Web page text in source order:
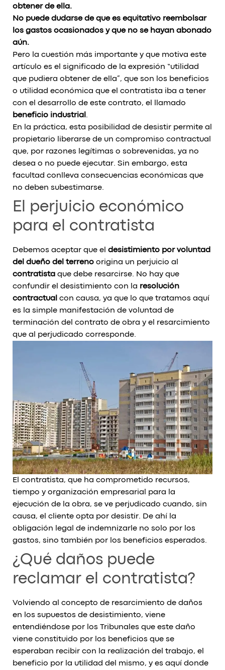
obtener de ella.
No puede dudarse de que es equitativo reembolsar
los gastos ocasionados y que no se hayan abonado
aún.
Pero la cuestión más importante y que motiva este
artículo es el significado de la expresión “utilidad
que pudiera obtener de ella”, que son los beneficios
o utilidad económica que el contratista iba a tener
con el desarrollo de este contrato, el llamado
beneficio industrial .
En la práctica, esta posibilidad de desistir permite al
propietario liberarse de un compromiso contractual
que, por razones legítimas o sobrevenidas, ya no
desea o no puede ejecutar. Sin embargo, esta
facultad conlleva consecuencias económicas que
no deben subestimarse.
El perjuicio económico
para el contratista
Debemos aceptar que el desistimiento por voluntad
del dueño del terreno origina un perjuicio al
contratista que debe resarcirse. No hay que
confundir el desistimiento con la resolución
contractual con causa, ya que lo que tratamos aquí
es la simple manifestación de voluntad de
terminación del contrato de obra y el resarcimiento
que al perjudicado corresponde.
El contratista, que ha comprometido recursos,
tiempo y organización empresarial para la
ejecución de la obra, se ve perjudicado cuando, sin
causa, el cliente opta por desistir. De ahí la
obligación legal de indemnizarle no solo por los
gastos, sino también por los beneficios esperados.
¿Qué daños puede
reclamar el contratista?
Volviendo al concepto de resarcimiento de daños
en los supuestos de desistimiento, viene
entendiéndose por los Tribunales que este daño
viene constituido por los beneficios que se
esperaban recibir con la realización del trabajo, el
beneficio por la utilidad del mismo, y es aquí donde